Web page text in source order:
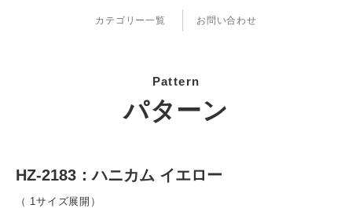
Pattern
パターン
カテゴリー一覧 お問い合わせ
HZ-2183：ハニカム イエロー
（ 1サイズ展開）